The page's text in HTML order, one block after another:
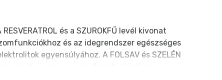
és a SZUROKFŰ levél kivonat
és az idegrendszer egészséges
egyensúlyához. A FOLSAV és SZELÉN
anyagcsere fenntartásához.